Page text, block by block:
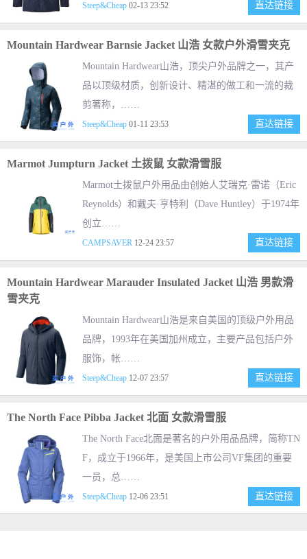
Steep&Cheap 02-13 23:52 直达链接
Mountain Hardwear Barnsie Jacket 山浩 女款户外滑雪夹克
Mountain Hardwear山浩，顶尖户外品牌之一，其产
品以顶级材质，创新设计、精湛的做工和一流的裁
剪著称，……
Steep&Cheap 01-11 23:53 直达链接
Marmot Jumpturn Jacket 土拨鼠 女款滑雪服
Marmot土拨鼠户外用品由创始人艾瑞克·雷诺（Eric
Reynolds）和戴夫·亨特利（Dave Huntley）于1974年
创立……
CAMPSAVER 12-24 23:57 直达链接
Mountain Hardwear Marauder Insulated Jacket 山浩 男款滑
雪夹克
Mountain Hardwear山浩是来自美国的顶级户外用品
品牌，1993年在美国加州成立，主要产品包括户外
服饰，帐……
Steep&Cheap 12-07 23:57 直达链接
The North Face Pibba Jacket 北面 女款滑雪服
The North Face北面是著名的户外用品品牌，简称TN
F，成立于1966年，是美国上市公司VF集团的重要
一员，总……
Steep&Cheap 12-06 23:51 直达链接